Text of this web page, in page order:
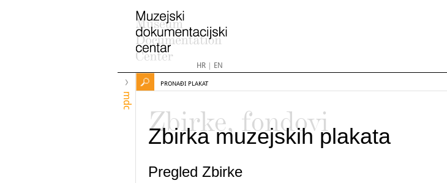
HR| EN
mdc
PRONAĐI PLAKAT
Zbirke, fondovi
Zbirka muzejskih plakata
Pregled Zbirke